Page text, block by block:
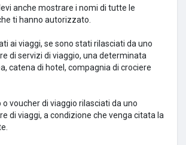
anche mostrare i nomi di tutte le
ti hanno autorizzato.
ai viaggi, se sono stati rilasciati da uno
di servizi di viaggio, una determinata
catena di hotel, compagnia di crociere
voucher di viaggio rilasciati da uno
di viaggi, a condizione che venga citata la